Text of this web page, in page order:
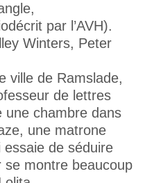
par l’AVH).
Winters, Peter
ville de Ramslade,
de lettres
une chambre dans
une matrone
de séduire
montre beaucoup